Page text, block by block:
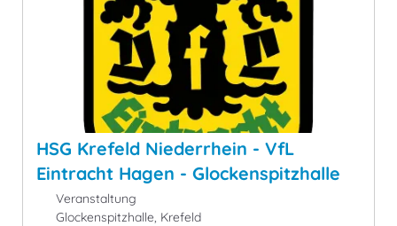
HSG Krefeld Niederrhein - VfL
Eintracht Hagen - Glockenspitzhalle
Veranstaltung
Glockenspitzhalle, Krefeld